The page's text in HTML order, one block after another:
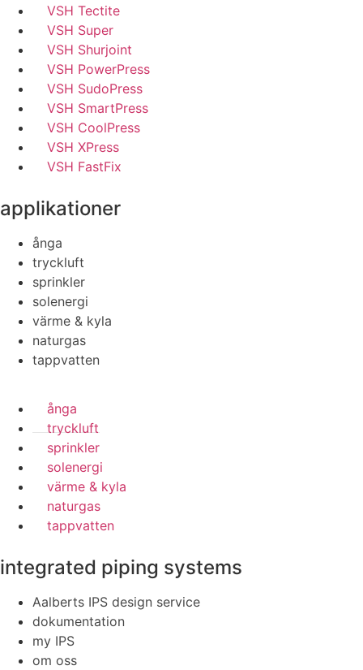
VSH Tectite
VSH Super
VSH Shurjoint
VSH PowerPress
VSH SudoPress
VSH SmartPress
VSH CoolPress
VSH XPress
VSH FastFix
applikationer
ånga
tryckluft
sprinkler
solenergi
värme & kyla
naturgas
tappvatten
ånga
tryckluft
sprinkler
solenergi
värme & kyla
naturgas
tappvatten
integrated piping systems
Aalberts IPS design service
dokumentation
my IPS
om oss